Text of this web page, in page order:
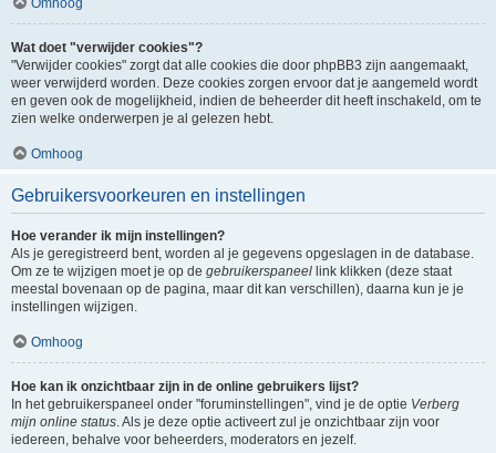
Omhoog
Wat doet "verwijder cookies"?
"Verwijder cookies" zorgt dat alle cookies die door phpBB3 zijn aangemaakt,
weer verwijderd worden. Deze cookies zorgen ervoor dat je aangemeld wordt
en geven ook de mogelijkheid, indien de beheerder dit heeft inschakeld, om te
zien welke onderwerpen je al gelezen hebt.
Omhoog
Gebruikersvoorkeuren en instellingen
Hoe verander ik mijn instellingen?
Als je geregistreerd bent, worden al je gegevens opgeslagen in de database.
Om ze te wijzigen moet je op de gebruikerspaneel link klikken (deze staat
meestal bovenaan op de pagina, maar dit kan verschillen), daarna kun je je
instellingen wijzigen.
Omhoog
Hoe kan ik onzichtbaar zijn in de online gebruikers lijst?
In het gebruikerspaneel onder "foruminstellingen", vind je de optie Verberg
mijn online status. Als je deze optie activeert zul je onzichtbaar zijn voor
iedereen, behalve voor beheerders, moderators en jezelf.